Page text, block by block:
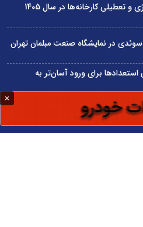
تعطیلی کارخانه‌ها در سال 1405
در نمایشگاه صنعت مبلمان تهران
استعدادها برای ورود آسان‌تر به
چگونه حذف واسطه‌ها سود کسب‌وکارها